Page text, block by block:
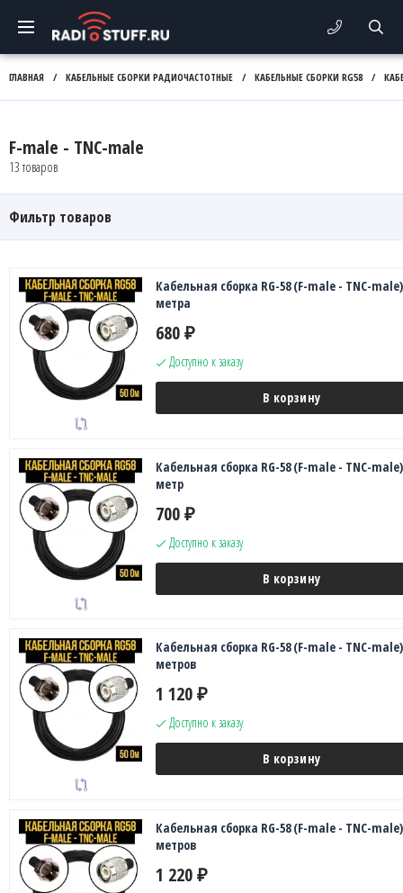
ГЛАВНАЯ / КАБЕЛЬНЫЕ СБОРКИ РАДИОЧАСТОТНЫЕ / КАБЕЛЬНЫЕ СБОРКИ RG58 /
F-male - TNC-male
13 товаров
Фильтр товаров
Кабельная сборка RG-58 (F-male - TNC-
метра
680 ₽
Доступно к заказу
В корзину
Кабельная сборка RG-58 (F-male - TNC-
метр
700 ₽
Доступно к заказу
В корзину
Кабельная сборка RG-58 (F-male - TNC-
метров
1 120 ₽
Доступно к заказу
В корзину
Кабельная сборка RG-58 (F-male - TNC-
метров
1 220 ₽